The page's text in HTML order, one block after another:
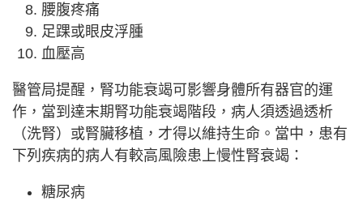
腰腹疼痛
足踝或眼皮浮腫
血壓高
醫管局提醒，腎功能衰竭可影響身體所有器官的運
作，當到達末期腎功能衰竭階段，病人須透過透析
（洗腎）或腎臟移植，才得以維持生命。當中，患有
下列疾病的病人有較高風險患上慢性腎衰竭：
糖尿病